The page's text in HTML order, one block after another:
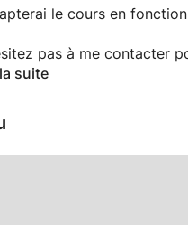
le cours en
pas à me contacter
suite